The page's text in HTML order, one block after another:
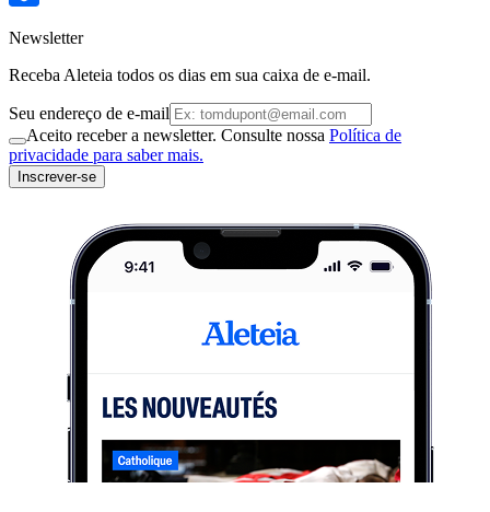
Newsletter
Receba Aleteia todos os dias em sua caixa de e-mail.
Seu endereço de e-mail
Aceito receber a newsletter. Consulte nossa Política de
privacidade para saber mais.
Inscrever-se